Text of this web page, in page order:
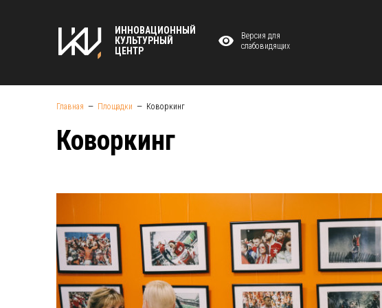
ИННОВАЦИОННЫЙ
КУЛЬТУРНЫЙ
ЦЕНТР
Версия для
слабовидящих
Главная Площадки Коворкинг
Коворкинг